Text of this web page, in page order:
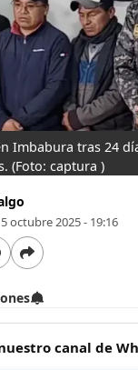
Imbabura tras 24
(Foto: captura )
octubre 2025 - 19:16
canal de